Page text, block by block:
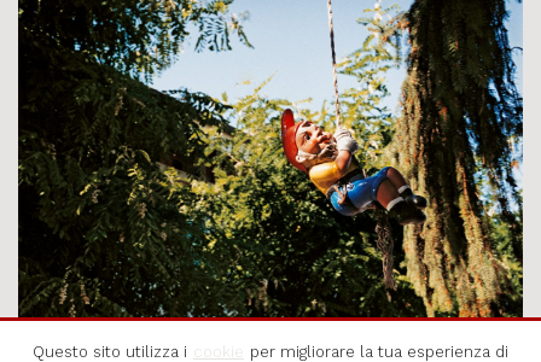
Questo sito utilizza i cookie per migliorare la tua esperienza di